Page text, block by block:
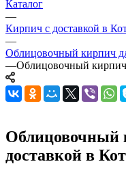
Каталог
—
Кирпич с доставкой в
—
Облицовочный кирпич
—Облицовочный
Облицовочный
доставкой в